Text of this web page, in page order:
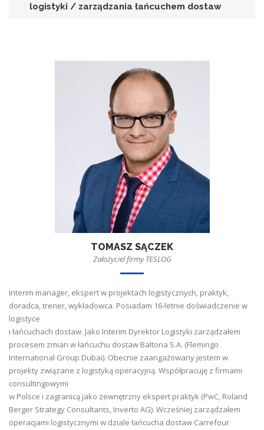
logistyki / zarządzania łańcuchem dostaw
TOMASZ SĄCZEK
Założyciel firmy TESLOG
Interim manager, ekspert w projektach logistycznych, praktyk,
doradca, trener, wykładowca. Posiadam 16-letnie doświadczenie w
logistyce
i łańcuchach dostaw. Jako Interim Dyrektor Logistyki zarządzałem
procesem zmian w łańcuchu dostaw Baltona S.A. (Flemingo
International Group Dubai). Obecnie zaangażowany jestem w
projekty związane z logistyką operacyjną. Współpracuję z firmami
consultingowymi
w Polsce i zagranicą jako zewnętrzny ekspert praktyk (PwC, Roland
Berger Strategy Consultants, Inverto AG). Wcześniej zarządzałem
operacjami logistycznymi w dziale łańcucha dostaw Carrefour